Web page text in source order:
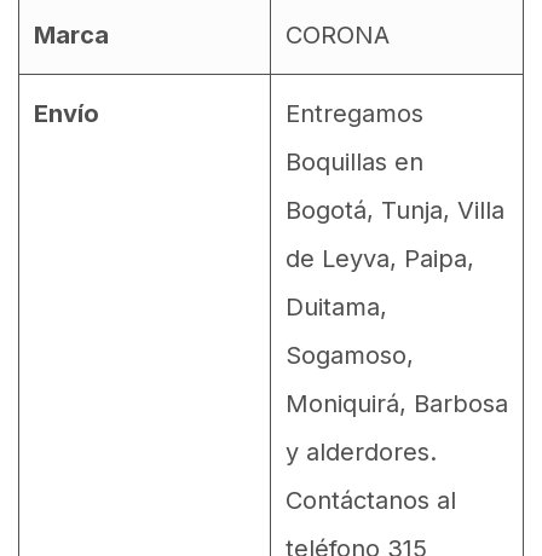
Marca CORONA
Envío
Entregamos
Boquillas en
Bogotá, Tunja, Villa
de Leyva, Paipa,
Duitama,
Sogamoso,
Moniquirá, Barbosa
y alderdores.
Contáctanos al
teléfono 315